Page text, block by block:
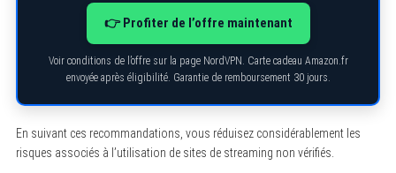
👉 Profiter de l’offre maintenant
Voir conditions de l’offre sur la page NordVPN. Carte cadeau Amazon.fr
envoyée après éligibilité. Garantie de remboursement 30 jours.
En suivant ces recommandations, vous réduisez considérablement les
risques associés à l’utilisation de sites de streaming non vérifiés.